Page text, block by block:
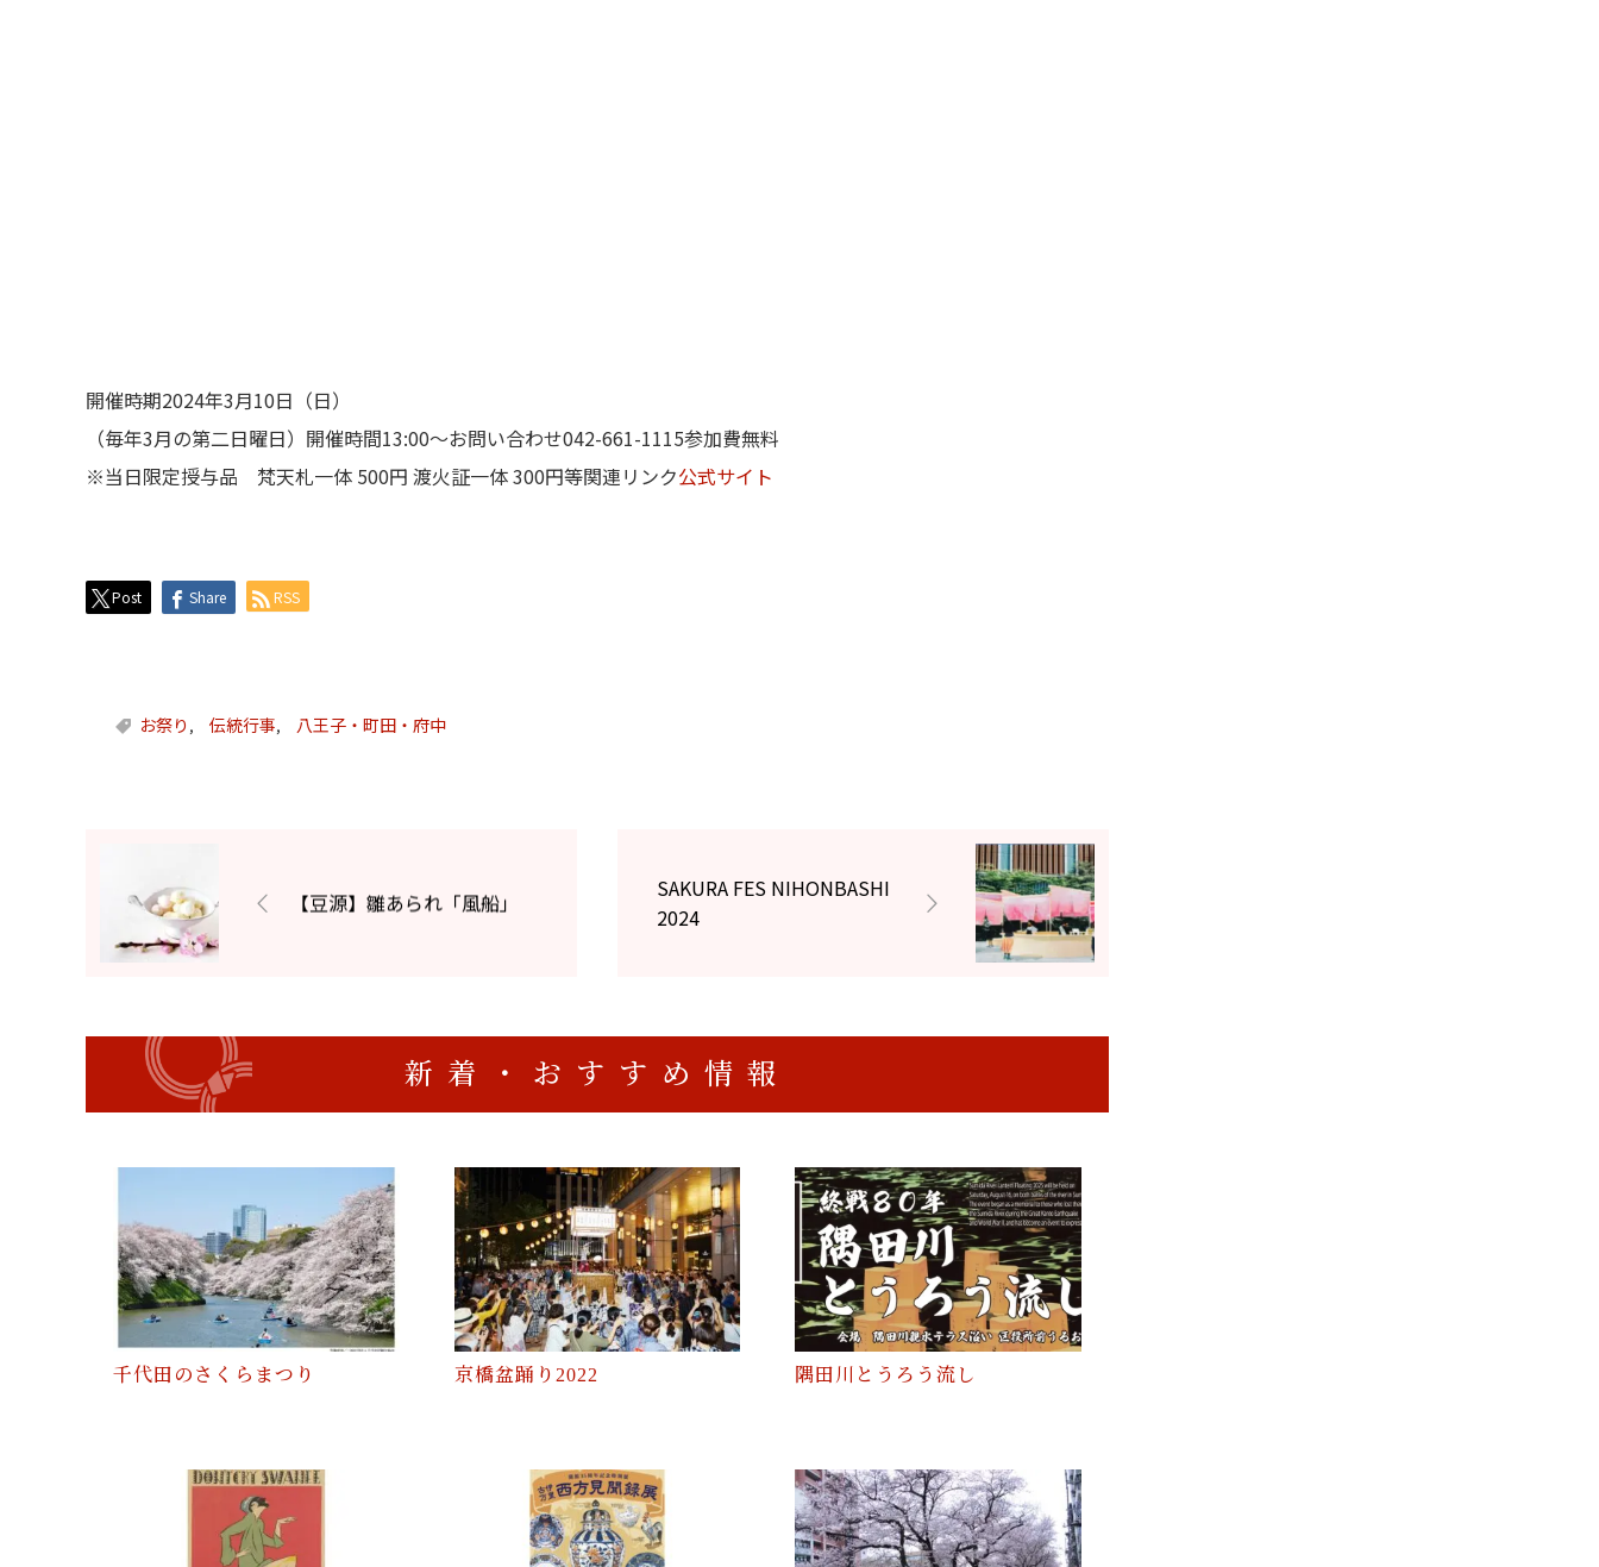
開催時期2024年3月10日（日）
（毎年3月の第二日曜日）開催時間13:00〜お問い合わせ042-661-1115参加費無料
※当日限定授与品 梵天札一体 500円 渡火証一体 300円等関連リンク公式サイト
Post Share RSS
お祭り , 伝統行事, 八王子・町田・府中
【豆源】雛あられ「風船」
SAKURA FES NIHONBASHI
2024
新着・おすすめ情報
千代田のさくらまつり 京橋盆踊り2022 隅田川とうろう流し